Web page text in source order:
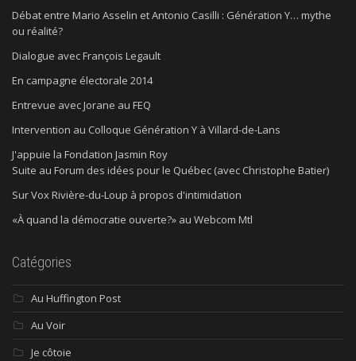
Débat entre Mario Asselin et Antonio Casilli : Génération Y… mythe
ou réalité?
Dialogue avec François Legault
En campagne électorale 2014
Entrevue avec Jorane au FEQ
Intervention au Colloque Génération Y à Villard-de-Lans
J'appuie la Fondation Jasmin Roy
Suite au Forum des idées pour le Québec (avec Christophe Batier)
Sur Vox Rivière-du-Loup à propos d'intimidation
«À quand la démocratie ouverte?» au Webcom Mtl
Catégories
Au Huffington Post
Au Voir
Je côtoie